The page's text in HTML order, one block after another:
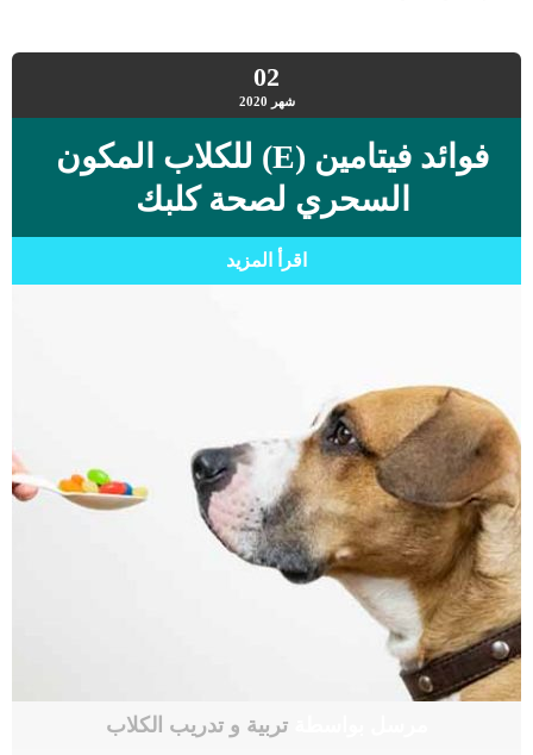
02
شهر 2020
فوائد فيتامين (E) للكلاب المكون
السحري لصحة كلبك
اقرأ المزيد
مرسل بواسطةتربية و تدريب الكلاب